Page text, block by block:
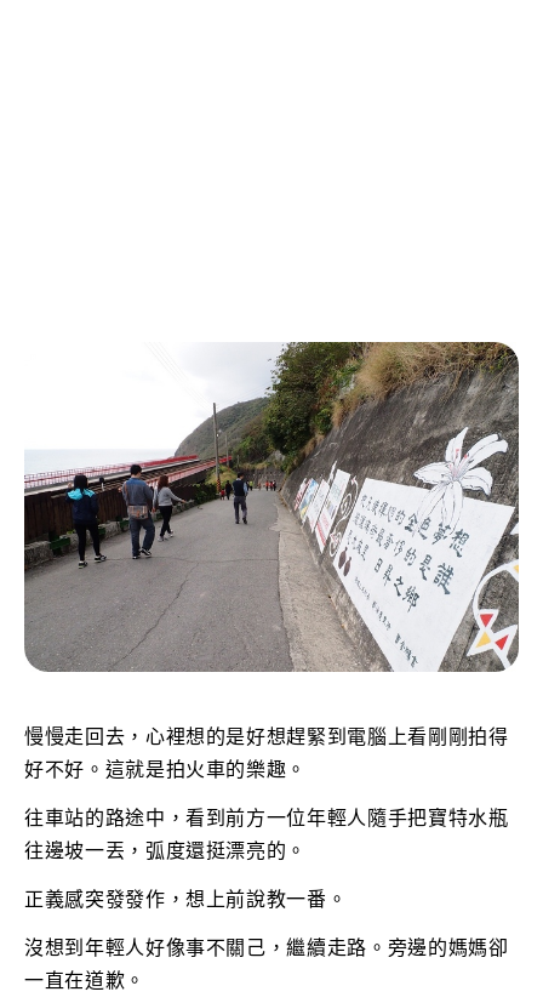
慢慢走回去，心裡想的是好想趕緊到電腦上看剛剛拍得
好不好。這就是拍火車的樂趣。
往車站的路途中，看到前方一位年輕人隨手把寶特水瓶
往邊坡一丟，弧度還挺漂亮的。
正義感突發發作，想上前說教一番。
沒想到年輕人好像事不關己，繼續走路。旁邊的媽媽卻
一直在道歉。